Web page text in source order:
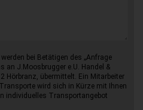
bei Betätigen des „Anfrage
an J.Moosbrugger e.U. Handel &
Hörbranz, übermittelt. Ein Mitarbeiter
wird sich in Kürze mit Ihnen
individuelles Transportangebot